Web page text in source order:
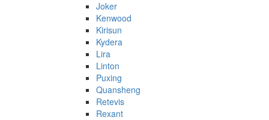
Joker
Kenwood
Kirisun
Kydera
Lira
Linton
Puxing
Quansheng
Retevis
Rexant